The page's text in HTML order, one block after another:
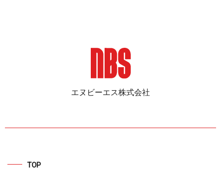
エヌビーエス株式会社
TOP